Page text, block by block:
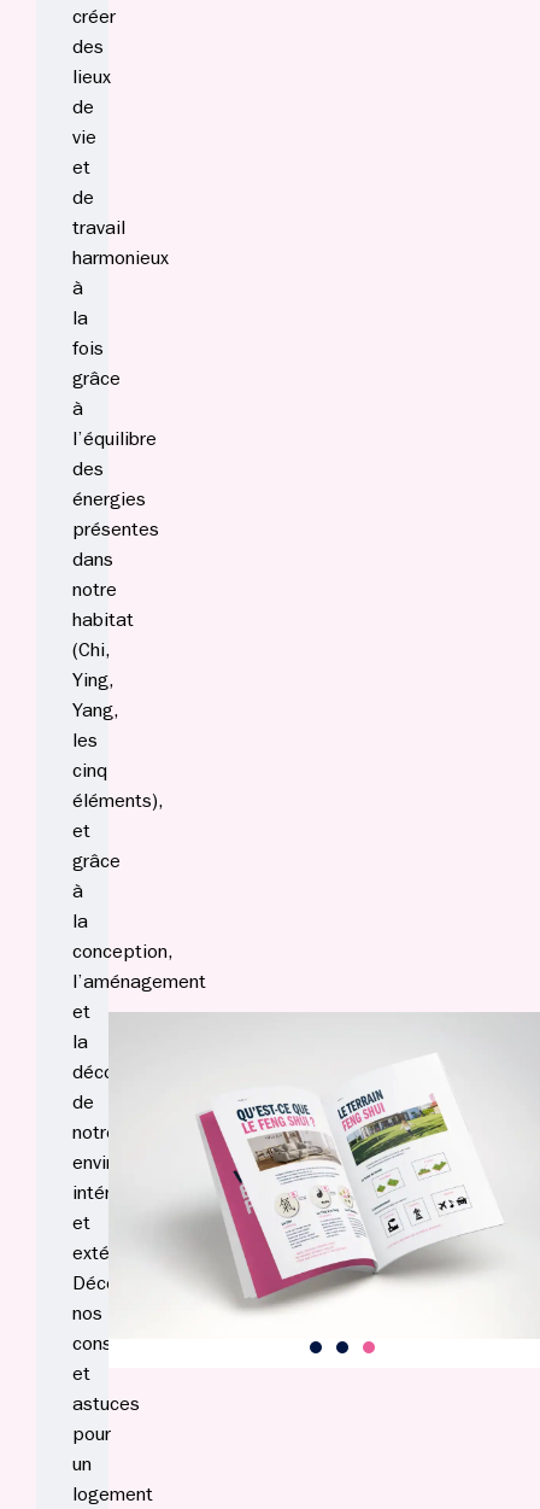
créer
des
lieux
de
vie
et
de
travail
harmonieux
à
la
fois
grâce
à
l’équilibre
des
énergies
présentes
dans
notre
habitat
(Chi,
Ying,
Yang,
les
cinq
éléments),
et
grâce
à
la
conception,
l’aménagement
et
la
décoration
de
notre
environnement
intérieur
et
extérieur.
Découvrez
nos
conseils
et
astuces
pour
un
logement